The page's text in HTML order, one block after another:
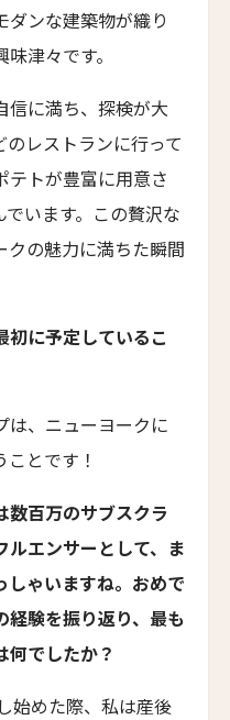
カーノ
ズ
フエ
ヘーフェ
ダンな建築物が織り
津々です。
信に満ち、探検が大
レストランに行って
テトが豊富に用意さ
います。この贅沢な
クの魅力に満ちた瞬間
初に予定しているこ
は、ニューヨークに
とです！
数百万のサブスクラ
ルエンサーとして、ま
しゃいますね。おめで
経験を振り返り、最も
何でしたか？
始めた際、私は産後